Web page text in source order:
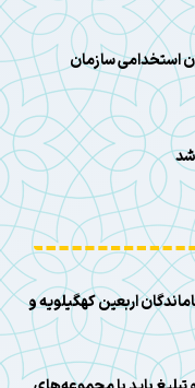
استخدامی سازمان
شد
جاماندگان اربعین کهگیلویه و